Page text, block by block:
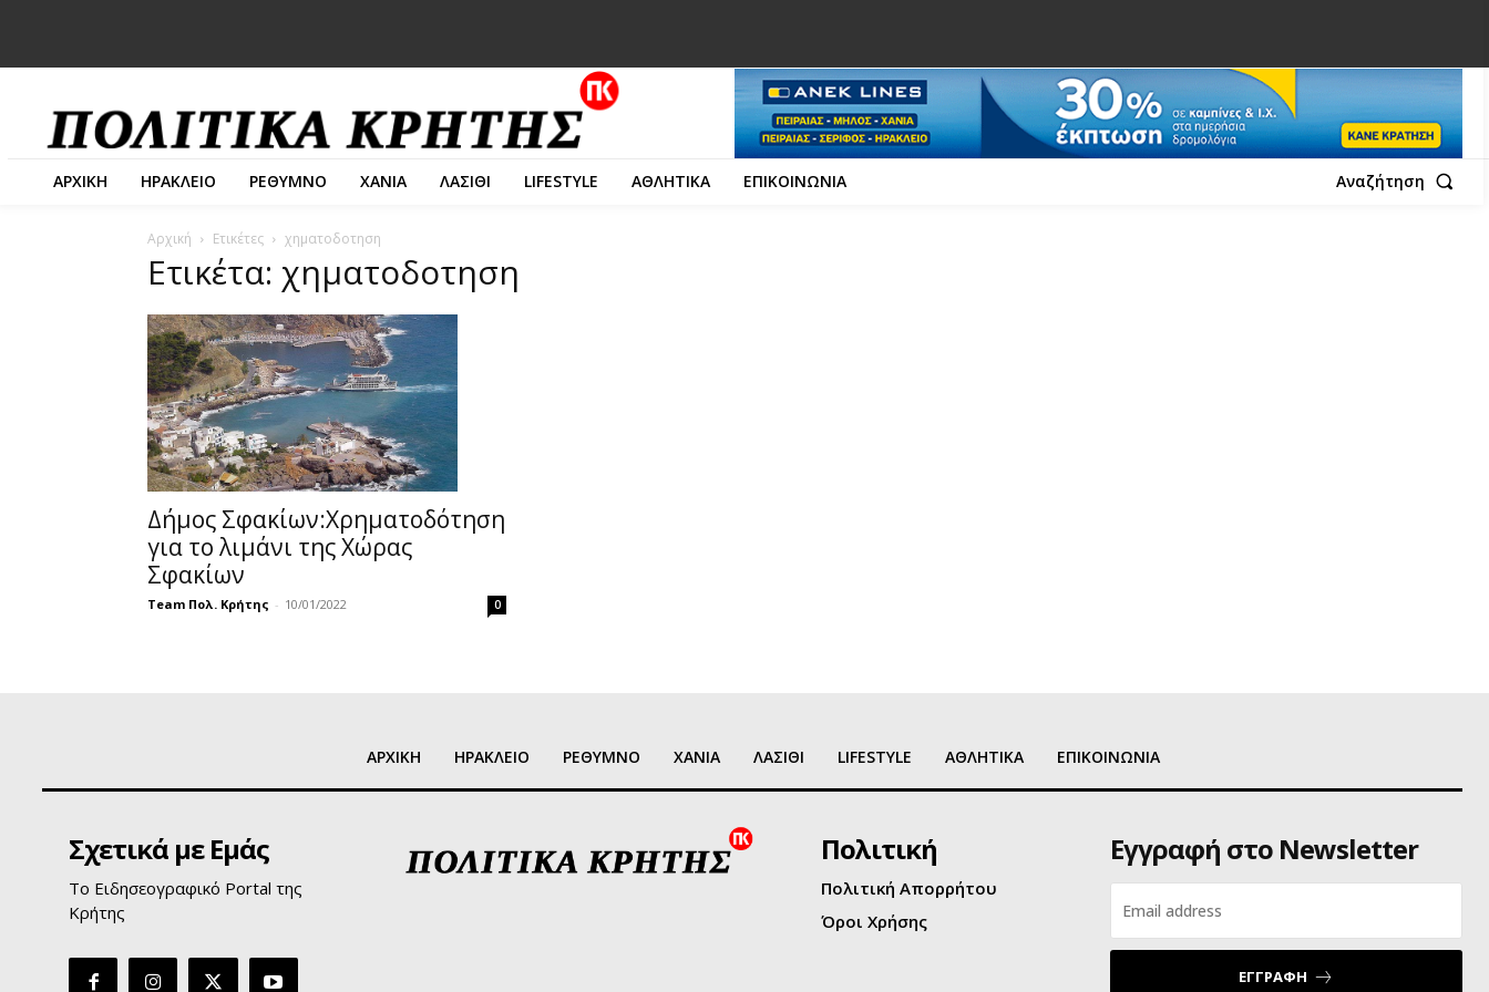
ΑΡΧΙΚΗ ΗΡΑΚΛΕΙΟ ΡΕΘΥΜΝΟ ΧΑΝΙΑ ΛΑΣΙΘΙ LIFESTYLE ΑΘΛΗΤΙΚΑ ΕΠΙΚΟΙΝΩΝΙΑ Αναζήτηση
Αρχική Ετικέτες χηματοδοτηση
Ετικέτα: χηματοδοτηση
Δήμος Σφακίων:Χρηματοδότηση
για το λιμάνι της Χώρας
Σφακίων
Team Πολ. Κρήτης - 10/01/2022 0
ΑΡΧΙΚΗ ΗΡΑΚΛΕΙΟ ΡΕΘΥΜΝΟ ΧΑΝΙΑ ΛΑΣΙΘΙ LIFESTYLE ΑΘΛΗΤΙΚΑ ΕΠΙΚΟΙΝΩΝΙΑ
Σχετικά με Εμάς
Το Ειδησεογραφικό Portal της
Κρήτης
Πολιτική
Πολιτική Απορρήτου
Όροι Χρήσης
Εγγραφή στο Newsletter
ΕΓΓΡΑΦΗ